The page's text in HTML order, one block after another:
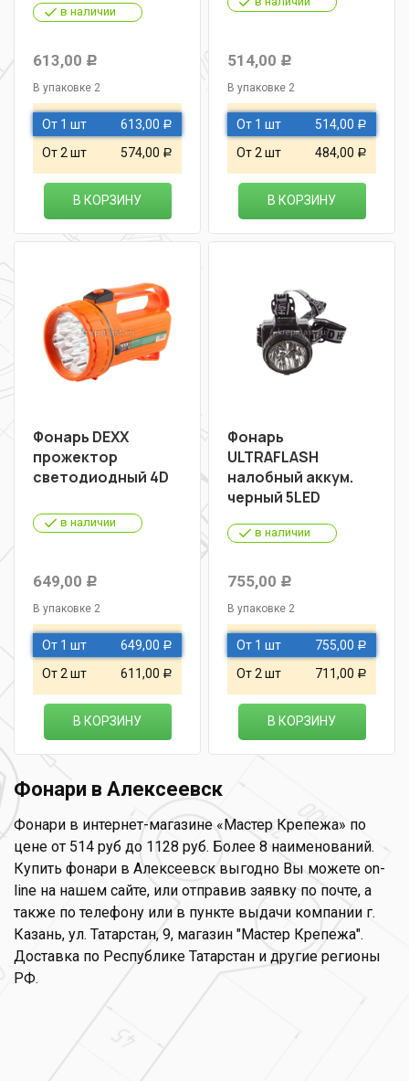
в наличии
613,00 Р
В упаковке 2
От 1 шт 613,00 Р
От 2 шт 574,00 Р
В КОРЗИНУ
514,00 Р
В упаковке 2
От 1 шт 514,00 Р
От 2 шт 484,00 Р
В КОРЗИНУ
Фонарь DEXX
прожектор
светодиодный 4D
в наличии
649,00 Р
В упаковке 2
От 1 шт 649,00 Р
От 2 шт 611,00 Р
В КОРЗИНУ
Фонарь
ULTRAFLASH
налобный аккум.
черный 5LED
в наличии
755,00 Р
В упаковке 2
От 1 шт 755,00 Р
От 2 шт 711,00 Р
В КОРЗИНУ
Фонари в Алексеевск
Фонари в интернет-магазине «Мастер Крепежа» по
цене от 514 руб до 1128 руб. Более 8 наименований.
Купить фонари в Алексеевск выгодно Вы можете on-
line на нашем сайте, или отправив заявку по почте, а
также по телефону или в пункте выдачи компании г.
Казань, ул. Татарстан, 9, магазин "Мастер Крепежа".
Доставка по Республике Татарстан и другие регионы
РФ.